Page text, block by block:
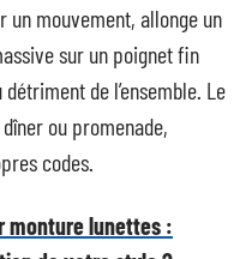
mouvement, allonge un
sur un poignet fin
de l’ensemble. Le
ou promenade,
codes.
monture lunettes :